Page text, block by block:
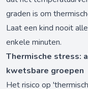
graden is om
Laat een kind nooit
enkele minuten.
Thermische stress:
kwetsbare groepen
Het risico op